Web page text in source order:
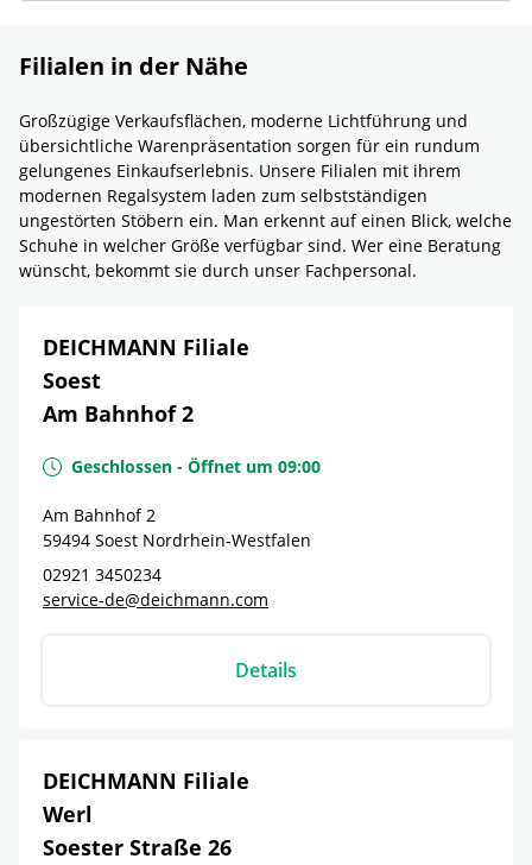
Filialen in der Nähe
Großzügige Verkaufsflächen, moderne Lichtführung und
übersichtliche Warenpräsentation sorgen für ein rundum
gelungenes Einkaufserlebnis. Unsere Filialen mit ihrem
modernen Regalsystem laden zum selbstständigen
ungestörten Stöbern ein. Man erkennt auf einen Blick, welche
Schuhe in welcher Größe verfügbar sind. Wer eine Beratung
wünscht, bekommt sie durch unser Fachpersonal.
DEICHMANN Filiale
Soest
Am Bahnhof 2
Geschlossen - Öffnet um 09:00
Am Bahnhof 2
59494 Soest Nordrhein-Westfalen
02921 3450234
service-de@deichmann.com
Details
DEICHMANN Filiale
Werl
Soester Straße 26